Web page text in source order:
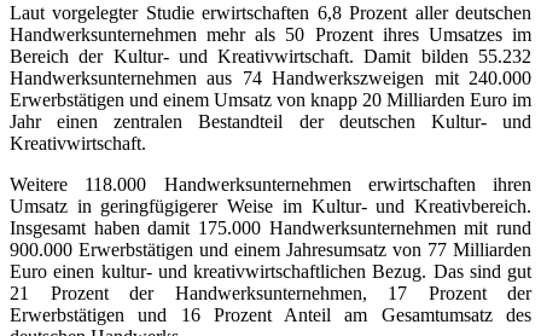
Laut vorgelegter Studie erwirtschaften 6,8 Prozent aller deutschen
Handwerksunternehmen mehr als 50 Prozent ihres Umsatzes im
Bereich der Kultur- und Kreativwirtschaft. Damit bilden 55.232
Handwerksunternehmen aus 74 Handwerkszweigen mit 240.000
Erwerbstätigen und einem Umsatz von knapp 20 Milliarden Euro im
Jahr einen zentralen Bestandteil der deutschen Kultur- und
Kreativwirtschaft.
Weitere 118.000 Handwerksunternehmen erwirtschaften ihren
Umsatz in geringfügigerer Weise im Kultur- und Kreativbereich.
Insgesamt haben damit 175.000 Handwerksunternehmen mit rund
900.000 Erwerbstätigen und einem Jahresumsatz von 77 Milliarden
Euro einen kultur- und kreativwirtschaftlichen Bezug. Das sind gut
21 Prozent der Handwerksunternehmen, 17 Prozent der
Erwerbstätigen und 16 Prozent Anteil am Gesamtumsatz des